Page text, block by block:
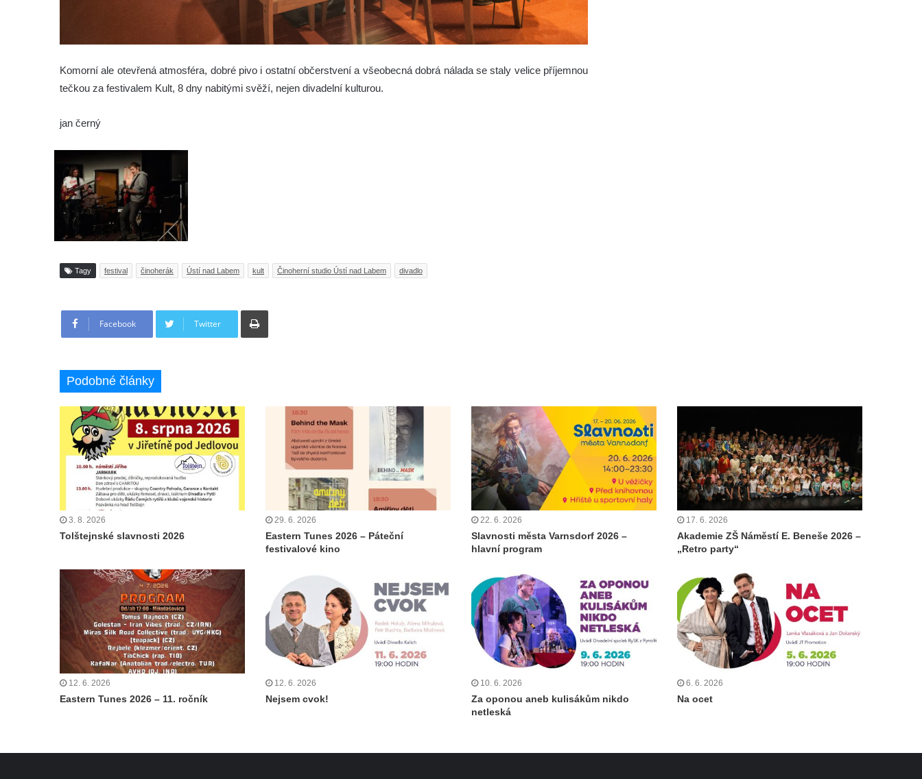
Komorní ale otevřená atmosféra, dobré pivo i ostatní občerstvení a všeobecná dobrá nálada se staly velice příjemnou
tečkou za festivalem Kult, 8 dny nabitými svěží, nejen divadelní kulturou.
jan černý
Tagy festival činoherák Ústí nad Labem kult Činoherní studio Ústí nad Labem divadlo
Facebook Twitter
Tisknout
Podobné články
3. 8. 2026
Tolštejnské slavnosti 2026
29. 6. 2026
Eastern Tunes 2026 – Páteční
festivalové kino
22. 6. 2026
Slavnosti města Varnsdorf 2026 –
hlavní program
17. 6. 2026
Akademie ZŠ Náměstí E. Beneše 2026 –
„Retro party“
12. 6. 2026
Eastern Tunes 2026 – 11. ročník
12. 6. 2026
Nejsem cvok!
10. 6. 2026
Za oponou aneb kulisákům nikdo
netleská
6. 6. 2026
Na ocet